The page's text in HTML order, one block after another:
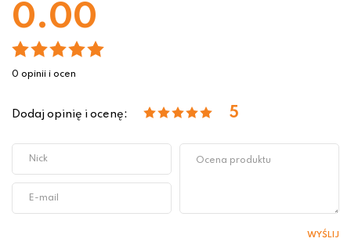
0.00
0 opinii i ocen
Dodaj opinię i ocenę: 5
WYŚLIJ